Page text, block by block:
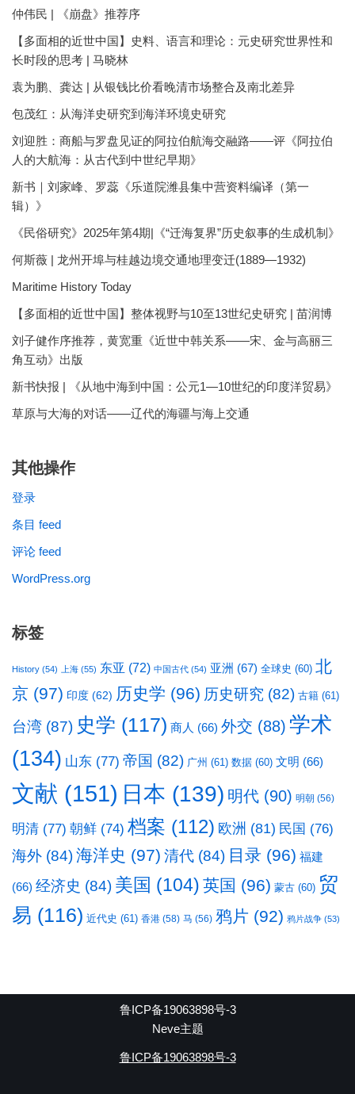
仲伟民 | 《崩盘》推荐序
【多面相的近世中国】史料、语言和理论：元史研究世界性和
长时段的思考 | 马晓林
袁为鹏、龚达 | 从银钱比价看晚清市场整合及南北差异
包茂红：从海洋史研究到海洋环境史研究
刘迎胜：商船与罗盘见证的阿拉伯航海交融路——评《阿拉伯
人的大航海：从古代到中世纪早期》
新书｜刘家峰、罗蕊《乐道院潍县集中营资料编译（第一
辑）》
《民俗研究》2025年第4期|《“迁海复界”历史叙事的生成机制》
何斯薇 | 龙州开埠与桂越边境交通地理变迁(1889—1932)
Maritime History Today
【多面相的近世中国】整体视野与10至13世纪史研究 | 苗润博
刘子健作序推荐，黄宽重《近世中韩关系——宋、金与高丽三
角互动》出版
新书快报 | 《从地中海到中国：公元1—10世纪的印度洋贸易》
草原与大海的对话——辽代的海疆与海上交通
其他操作
登录
条目 feed
评论 feed
WordPress.org
标签
History (54) 上海 (55) 东亚 (72) 中国古代 (54) 亚洲 (67) 全球史 (60) 北
京 (97) 印度 (62) 历史学 (96) 历史研究 (82) 古籍 (61)
台湾 (87) 史学 (117) 商人 (66) 外交 (88) 学术
(134) 山东 (77) 帝国 (82) 广州 (61) 数据 (60) 文明 (66)
文献 (151) 日本 (139) 明代 (90) 明朝 (56)
明清 (77) 朝鲜 (74) 档案 (112) 欧洲 (81) 民国 (76)
海外 (84)海洋史 (97) 清代 (84) 目录 (96) 福建
(66) 经济史 (84) 美国 (104) 英国 (96) 蒙古 (60) 贸
易 (116) 近代史 (61) 香港 (58) 马 (56) 鸦片 (92) 鸦片战争 (53)
鲁ICP备19063898号-3
Neve主题
鲁ICP备19063898号-3